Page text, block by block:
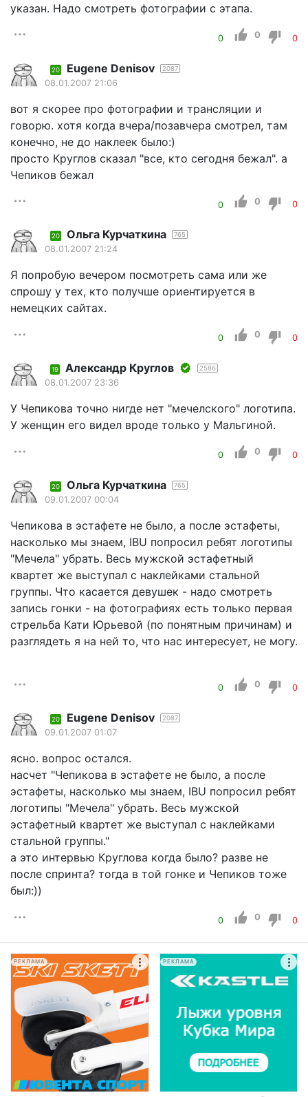
указан. Надо смотреть фотографии с этапа.
0 0 0
20 Eugene Denisov 2087
08.01.2007 21:06
вот я скорее про фотографии и трансляции и
говорю. хотя когда вчера/позавчера смотрел, там
конечно, не до наклеек было:)
просто Круглов сказал "все, кто сегодня бежал". а
Чепиков бежал
0 0 0
20 Ольга Курчаткина 765
08.01.2007 21:24
Я попробую вечером посмотреть сама или же
спрошу у тех, кто получше ориентируется в
немецких сайтах.
0 0 0
19 Александр Круглов 2586
08.01.2007 23:36
У Чепикова точно нигде нет "мечелского" логотипа.
У женщин его видел вроде только у Мальгиной.
0 0 0
20 Ольга Курчаткина 765
09.01.2007 00:04
Чепикова в эстафете не было, а после эстафеты,
насколько мы знаем, IBU попросил ребят логотипы
"Мечела" убрать. Весь мужской эстафетный
квартет же выступал с наклейками стальной
группы. Что касается девушек - надо смотреть
запись гонки - на фотографиях есть только первая
стрельба Кати Юрьевой (по понятным причинам) и
разглядеть я на ней то, что нас интересует, не могу.
0 0 0
20 Eugene Denisov 2087
09.01.2007 01:07
ясно. вопрос остался.
насчет "Чепикова в эстафете не было, а после
эстафеты, насколько мы знаем, IBU попросил ребят
логотипы "Мечела" убрать. Весь мужской
эстафетный квартет же выступал с наклейками
стальной группы."
а это интервью Круглова когда было? разве не
после спринта? тогда в той гонке и Чепиков тоже
был:))
0 0 0
РЕКЛАМА РЕКЛАМА